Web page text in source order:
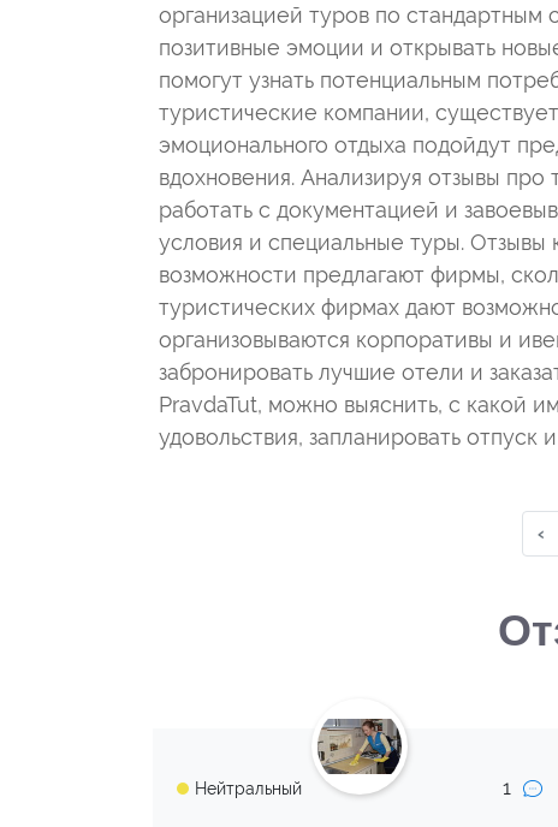
организацией туров по
позитивные эмоции и открывать
помогут узнать потенциальным
туристические компании,
эмоционального отдыха подойдут
вдохновения. Анализируя отзывы
работать с документацией и
условия и специальные туры. Отзывы
возможности предлагают фирмы,
туристических фирмах дают
организовываются корпоративы и
забронировать лучшие отели и
PravdaTut, можно выяснить, с какой
удовольствия, запланировать
‹
Нейтральный 1